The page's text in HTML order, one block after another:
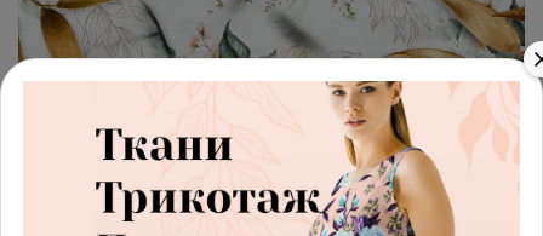
(0) арт.4287568_shtapel
Ткань штапель белые
полупрозрачные цветы